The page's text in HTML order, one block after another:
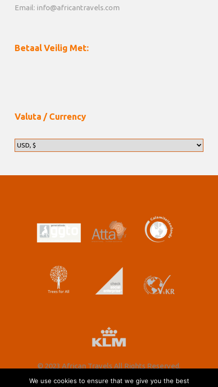
Email: info@africantravels.com
Betaal Veilig Met:
Valuta / Currency
© 2023 African Travels All Rights Reserved.
We use cookies to ensure that we give you the best